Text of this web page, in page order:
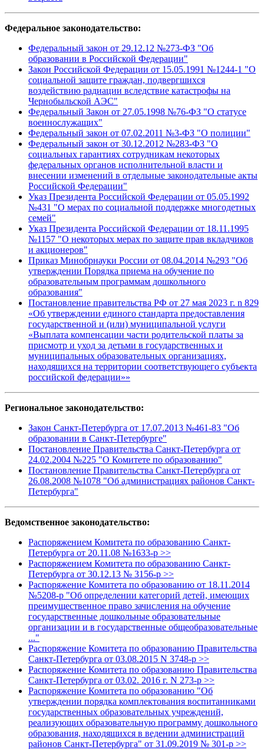
Федеральное законодательство:
Федеральный закон от 29.12.12 №273-ФЗ "Об
образовании в Российской Федерации"
Закон Российской Федерации от 15.05.1991 №1244-1 "О
социальной защите граждан, подвергшихся
воздействию радиации вследствие катастрофы на
Чернобыльской АЭС"
Федеральный Закон от 27.05.1998 №76-ФЗ "О статусе
военнослужащих"
Федеральный закон от 07.02.2011 №3-ФЗ "О полиции"
Федеральный закон от 30.12.2012 №283-ФЗ "О
социальных гарантиях сотрудникам некоторых
федеральных органов исполнительной власти и
внесении изменений в отдельные законодательные акты
Российской Федерации"
Указ Президента Российской Федерации от 05.05.1992
№431 "О мерах по социальной поддержке многодетных
семей"
Указ Президента Российской Федерации от 18.11.1995
№1157 "О некоторых мерах по защите прав вкладчиков
и акционеров"
Приказ Минобрнауки России от 08.04.2014 №293 "Об
утверждении Порядка приема на обучение по
образовательным программам дошкольного
образования"
Постановление правительства РФ от 27 мая 2023 г. n 829
«Об утверждении единого стандарта предоставления
государственной и (или) муниципальной услуги
«Выплата компенсации части родительской платы за
присмотр и уход за детьми в государственных и
муниципальных образовательных организациях,
находящихся на территории соответствующего субъекта
российской федерации»»
Региональное законодательство:
Закон Санкт-Петербурга от 17.07.2013 №461-83 "Об
образовании в Санкт-Петербурге"
Постановление Правительства Санкт-Петербурга от
24.02.2004 №225 "О Комитете по образованию"
Постановление Правительства Санкт-Петербурга от
26.08.2008 №1078 "Об администрациях районов Санкт-
Петербурга"
Ведомственное законодательство:
Распоряжением Комитета по образованию Санкт-
Петербурга от 20.11.08 №1633-р >>
Распоряжением Комитета по образованию Санкт-
Петербурга от 30.12.13 № 3156-р >>
Распоряжение Комитета по образованию от 18.11.2014
№5208-р "Об определении категорий детей, имеющих
преимущественное право зачисления на обучение
государственные дошкольные образовательные
организации и в государственные общеобразовательные
..."
Распоряжение Комитета по образованию Правительства
Санкт-Петербурга от 03.08.2015 N 3748-р >>
Распоряжение Комитета по образованию Правительства
Санкт-Петербурга от 03.02. 2016 г. N 273-р >>
Распоряжение Комитета по образованию "Об
утверждении порядка комплектования воспитанниками
государственных образовательных учреждений,
реализующих образовательную программу дошкольного
образования, находящихся в ведении администраций
районов Санкт-Петербурга" от 31.09.2019 № 301-р >>